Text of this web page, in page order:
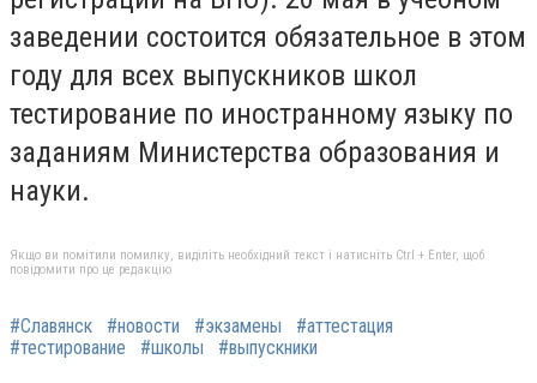
заведении состоится обязательное в этом
году для всех выпускников школ
тестирование по иностранному языку по
заданиям Министерства образования и
науки.
Якщо ви помітили помилку, виділіть необхідний текст і натисніть Ctrl + Enter, щоб
повідомити про це редакцію
#Славянск #новости #экзамены
#аттестация
#тестирование
#школы #выпускники